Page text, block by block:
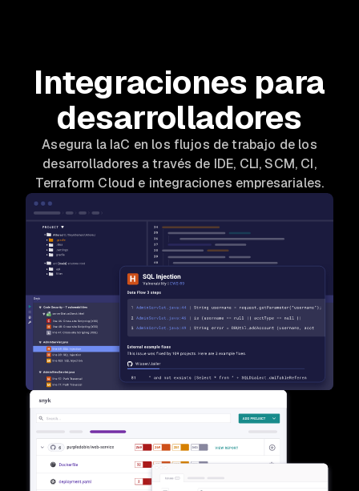
Integraciones para
desarrolladores
Asegura la IaC en los flujos de trabajo de los
desarrolladores a través de IDE, CLI, SCM, CI,
Terraform Cloud e integraciones empresariales.